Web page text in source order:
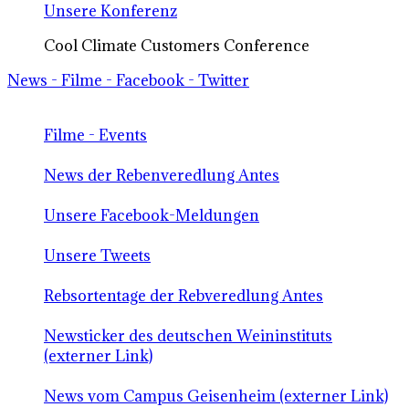
Unsere Konferenz
Cool Climate Customers Conference
News - Filme - Facebook - Twitter
Filme - Events
News der Rebenveredlung Antes
Unsere Facebook-Meldungen
Unsere Tweets
Rebsortentage der Rebveredlung Antes
Newsticker des deutschen Weininstituts
(externer Link)
News vom Campus Geisenheim (externer Link)